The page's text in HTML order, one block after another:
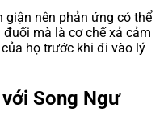
giận nên phản ứng có thể
mà là cơ chế xả cảm
họ trước khi đi vào lý
Song Ngư